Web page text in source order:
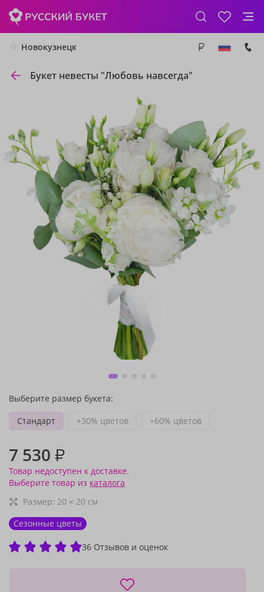
Новокузнецк
Букет невесты "Любовь навсегда"
Выберите размер букета:
Стандарт
+30% цветов +60% цветов
7 530 ₽
Товар недоступен к доставке.
Выберите товар из каталога
Размер: 20 × 20 см
Сезонные цветы
36 Отзывов и оценок